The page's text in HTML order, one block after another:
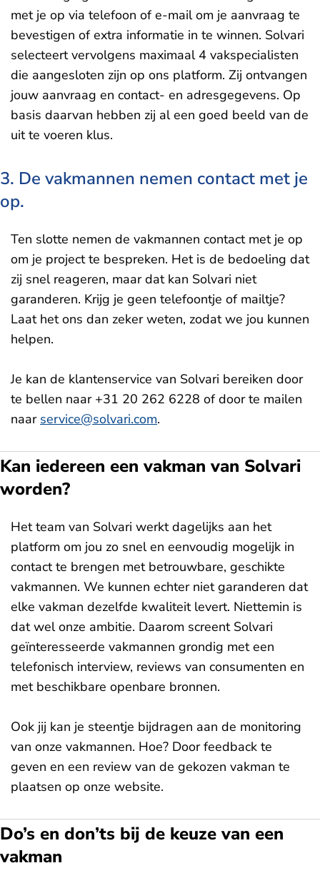
met je op via telefoon of e-mail om je aanvraag te
bevestigen of extra informatie in te winnen. Solvari
selecteert vervolgens maximaal 4 vakspecialisten
die aangesloten zijn op ons platform. Zij ontvangen
jouw aanvraag en contact- en adresgegevens. Op
basis daarvan hebben zij al een goed beeld van de
uit te voeren klus.
3. De vakmannen nemen contact met je
op.
Ten slotte nemen de vakmannen contact met je op
om je project te bespreken. Het is de bedoeling dat
zij snel reageren, maar dat kan Solvari niet
garanderen. Krijg je geen telefoontje of mailtje?
Laat het ons dan zeker weten, zodat we jou kunnen
helpen.
Je kan de klantenservice van Solvari bereiken door
te bellen naar +31 20 262 6228 of door te mailen
naar service@solvari.com.
Kan iedereen een vakman van Solvari
worden?
Het team van Solvari werkt dagelijks aan het
platform om jou zo snel en eenvoudig mogelijk in
contact te brengen met betrouwbare, geschikte
vakmannen. We kunnen echter niet garanderen dat
elke vakman dezelfde kwaliteit levert. Niettemin is
dat wel onze ambitie. Daarom screent Solvari
geïnteresseerde vakmannen grondig met een
telefonisch interview, reviews van consumenten en
met beschikbare openbare bronnen.
Ook jij kan je steentje bijdragen aan de monitoring
van onze vakmannen. Hoe? Door feedback te
geven en een review van de gekozen vakman te
plaatsen op onze website.
Do’s en don’ts bij de keuze van een
vakman